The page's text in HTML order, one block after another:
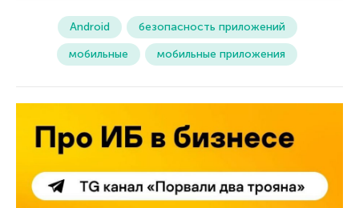
Android
безопасность приложений
мобильные
мобильные приложения